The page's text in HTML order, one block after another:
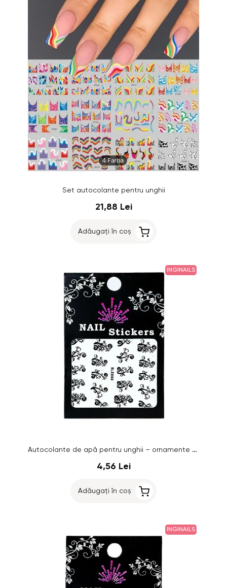
Set autocolante pentru unghii
21,88 Lei
Adăugați în coș
INGINAILS
Autocolante de apă pentru unghii – ornamente vegetale negre
4,56 Lei
Adăugați în coș
INGINAILS